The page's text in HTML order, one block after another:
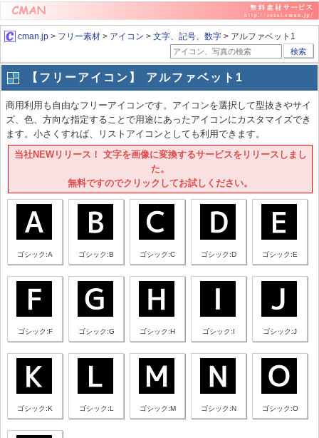
cman.jp > フリー素材 > アイコン > 文字、記号、数字 > アルファベット1
検索
【フリーアイコン】 アルファベット1
商用利用も自由なフリーアイコンです。アイコンを選択して型抜きやサイ
ズ、色、方向な指定することで用途にあったアイコンにカスタマイズでき
ます。小さくすれば、リストアイコンとしても利用できます。
当社NEWリリース！ 文字を画像に変換するサービスをリリースしまし
た。
無料ですのでクリックしてお試しください。
ゴシック:A ゴシック:B ゴシック:C ゴシック:D ゴシック:E
ゴシック:F ゴシック:G ゴシック:H ゴシック:I ゴシック:J
ゴシック:K ゴシック:L ゴシック:M ゴシック:N ゴシック:O